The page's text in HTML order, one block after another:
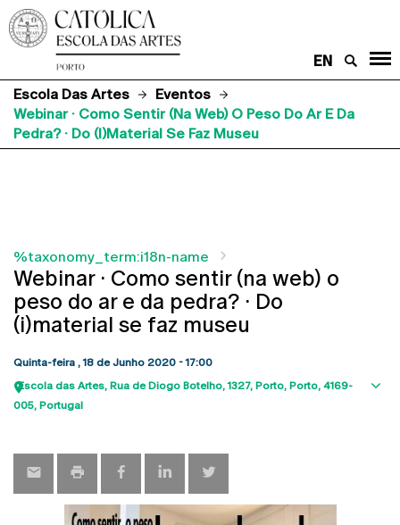
EN
Escola Das Artes
Eventos
Webinar · Como Sentir (na Web) O Peso Do Ar E Da
Pedra? · Do (i)material Se Faz Museu
%taxonomy_term:i18n-name
Webinar · Como sentir (na web) o
peso do ar e da pedra? · Do
(i)material se faz museu
Quinta-feira , 18 de Junho 2020 - 17:00
Escola das Artes Rua de Diogo Botelho, 1327 Porto Porto 4169-
005 Portugal